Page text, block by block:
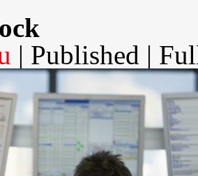
| Published |